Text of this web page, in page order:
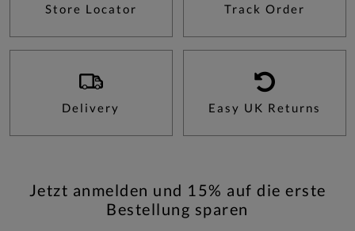
Store Locator Track Order
Delivery Easy UK Returns
Jetzt anmelden und 15% auf die erste
Bestellung sparen